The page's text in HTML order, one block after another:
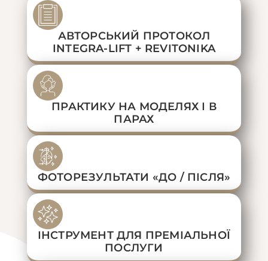
АВТОРСЬКИЙ ПРОТОКОЛ
INTEGRA-LIFT + REVITONIKA
ПРАКТИКУ НА МОДЕЛЯХ І В
ПАРАХ
ФОТОРЕЗУЛЬТАТИ «ДО / ПІСЛЯ»
ІНСТРУМЕНТ ДЛЯ ПРЕМІАЛЬНОЇ
ПОСЛУГИ